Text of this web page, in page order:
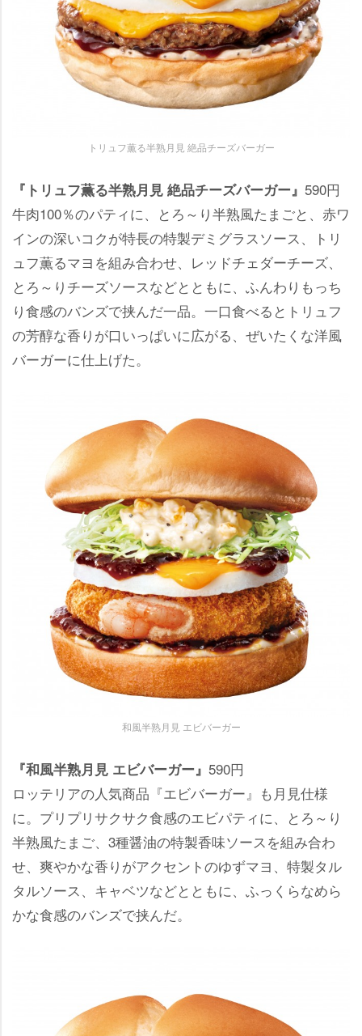
トリュフ薫る半熟月見 絶品チーズバーガー
『トリュフ薫る半熟月見 絶品チーズバーガー』 590円
牛肉100％のパティに、とろ～り半熟風たまごと、赤ワ
インの深いコクが特長の特製デミグラスソース、トリ
ュフ薫るマヨを組み合わせ、レッドチェダーチーズ、
とろ～りチーズソースなどとともに、ふんわりもっち
り食感のバンズで挟んだ一品。一口食べるとトリュフ
の芳醇な香りが口いっぱいに広がる、ぜいたくな洋風
バーガーに仕上げた。
和風半熟月見 エビバーガー
『和風半熟月見 エビバーガー』 590円
ロッテリアの人気商品『エビバーガー』も月見仕様
に。プリプリサクサク食感のエビパティに、とろ～り
半熟風たまご、3種醤油の特製香味ソースを組み合わ
せ、爽やかな香りがアクセントのゆずマヨ、特製タル
タルソース、キャベツなどとともに、ふっくらなめら
かな食感のバンズで挟んだ。